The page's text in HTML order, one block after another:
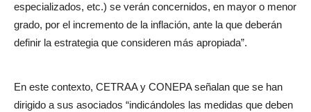
especializados, etc.) se verán concernidos, en mayor o menor
grado, por el incremento de la inflación, ante la que deberán
definir la estrategia que consideren más apropiada”.
En este contexto, CETRAA y CONEPA señalan que se han
dirigido a sus asociados “indicándoles las medidas que deben